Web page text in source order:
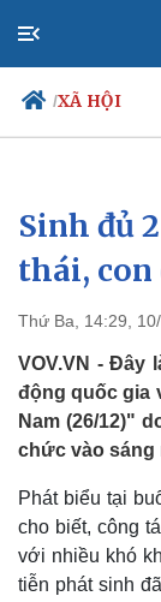
/XÃ HỘI
Chính trị
Đảng
Tổ chức nhân sự
Nhận diện sự thật
Sinh đủ
thái, con
Thứ Ba, 14:29,
VOV.VN - Đây
động quốc gia
Nam (26/12)"
chức vào sáng
Phát biểu tại
cho biết, công
với nhiều khó
tiễn phát sinh